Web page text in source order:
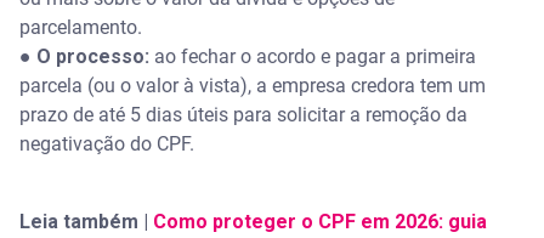
parcelamento.
● O processo: ao fechar o acordo e pagar a primeira
parcela (ou o valor à vista), a empresa credora tem um
prazo de até 5 dias úteis para solicitar a remoção da
negativação do CPF.
Leia também | Como proteger o CPF em 2026: guia